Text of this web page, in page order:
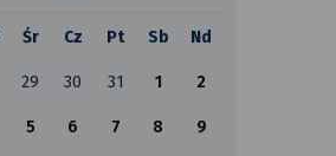
Śr Cz Pt Sb Nd
29 30 31 1 2
5 6 7 8 9